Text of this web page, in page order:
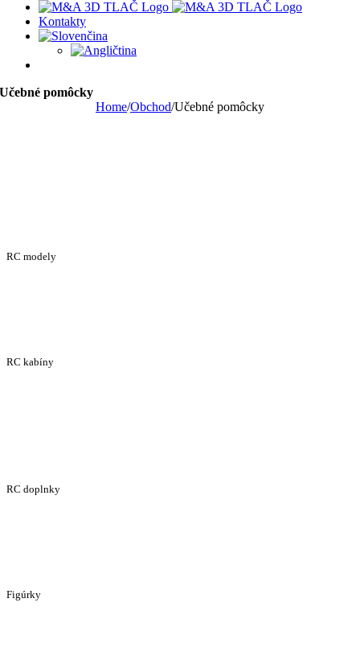
Kontakty
Učebné pomôcky
Home/Obchod/Učebné pomôcky
RC modely
RC kabíny
RC doplnky
Figúrky